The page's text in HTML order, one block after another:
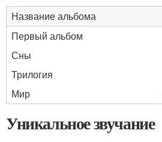
Название альбома
Первый альбом
Сны
Трилогия
Мир
Уникальное звучание